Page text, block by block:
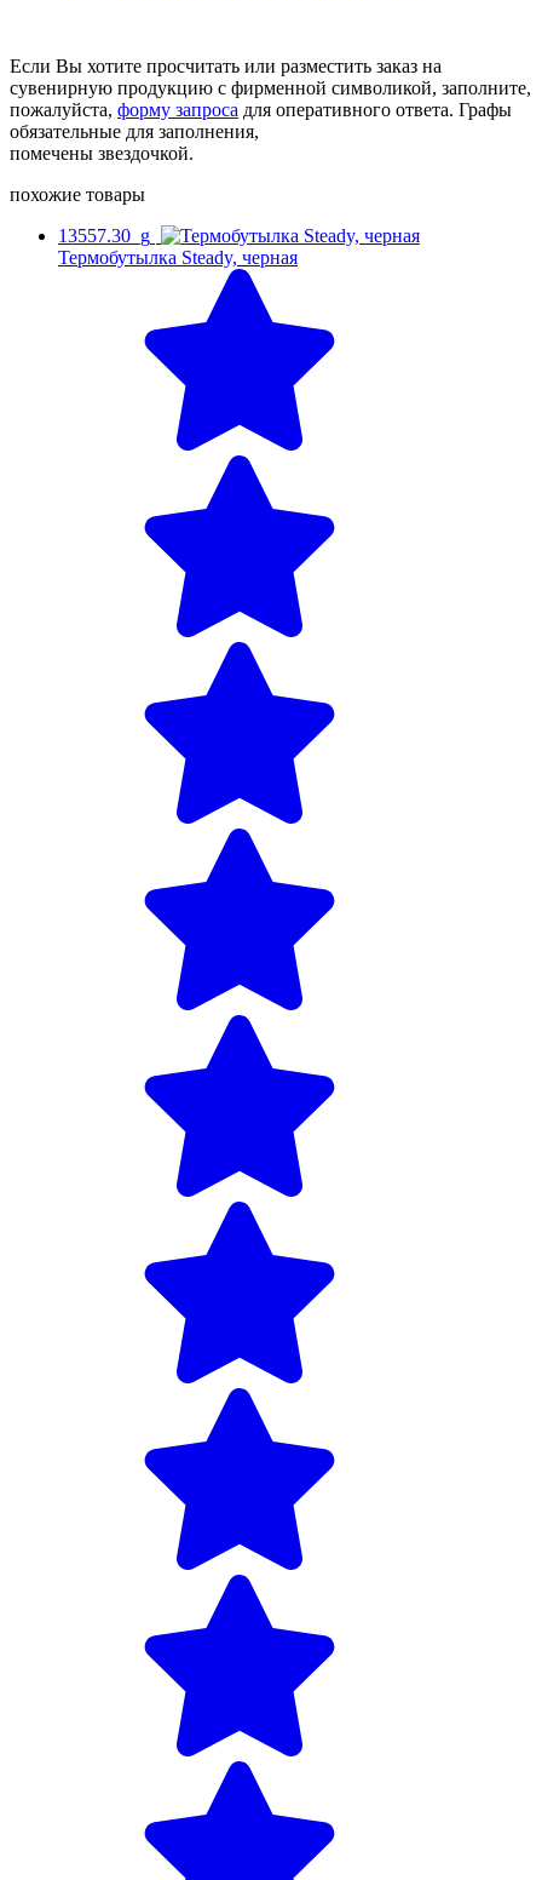
Если Вы хотите просчитать или разместить заказ на
сувенирную продукцию с фирменной символикой, заполните,
пожалуйста, форму запроса для оперативного ответа. Графы
обязательные для заполнения,
помечены звездочкой.
похожие товары
13557.30_g
Термобутылка Steady, черная